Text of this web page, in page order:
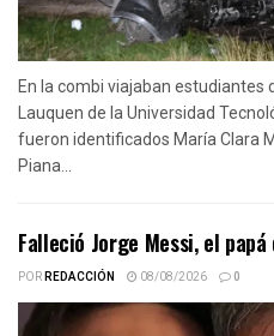
En la combi viajaban estudiantes
Lauquen de la Universidad
fueron identificados María Clara
Piana...
Falleció Jorge Messi, el papá
PORREDACCIÓN 08/08/2026 0